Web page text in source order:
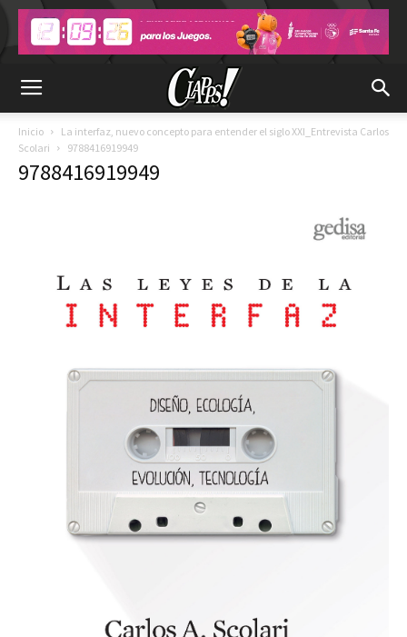
Inicio
La interfaz, nuevo concepto para entender el siglo XXI_Entrevista Carlos
Scolari
9788416919949
9788416919949